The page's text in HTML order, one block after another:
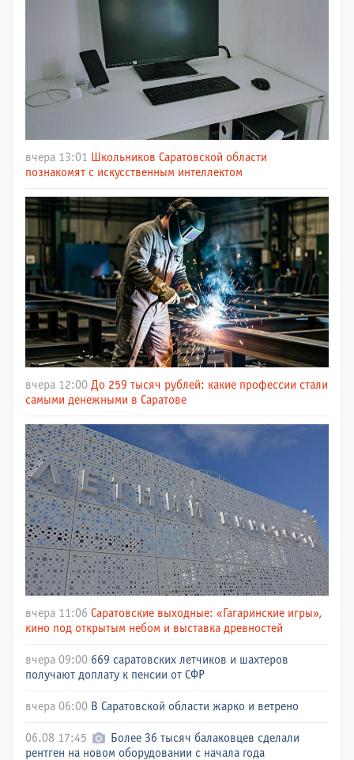
вчера 13:01 Школьников Саратовской области
познакомят с искусственным интеллектом
вчера 12:00 До 259 тысяч рублей: какие профессии стали
самыми денежными в Саратове
вчера 11:06 Саратовские выходные: «Гагаринские игры»,
кино под открытым небом и выставка древностей
вчера 09:00 669 саратовских летчиков и шахтеров
получают доплату к пенсии от СФР
вчера 06:00 В Саратовской области жарко и ветрено
06.08 17:45
Более 36 тысяч балаковцев сделали
рентген на новом оборудовании с начала года